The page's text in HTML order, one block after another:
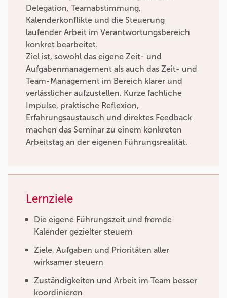
Delegation, Teamabstimmung,
Kalenderkonflikte und die Steuerung
laufender Arbeit im Verantwortungsbereich
konkret bearbeitet.
Ziel ist, sowohl das eigene Zeit- und
Aufgabenmanagement als auch das Zeit- und
Team-Management im Bereich klarer und
verlässlicher aufzustellen. Kurze fachliche
Impulse, praktische Reflexion,
Erfahrungsaustausch und direktes Feedback
machen das Seminar zu einem konkreten
Arbeitstag an der eigenen Führungsrealität.
Lernziele
Die eigene Führungszeit und fremde
Kalender gezielter steuern
Ziele, Aufgaben und Prioritäten aller
wirksamer steuern
Zuständigkeiten und Arbeit im Team besser
koordinieren